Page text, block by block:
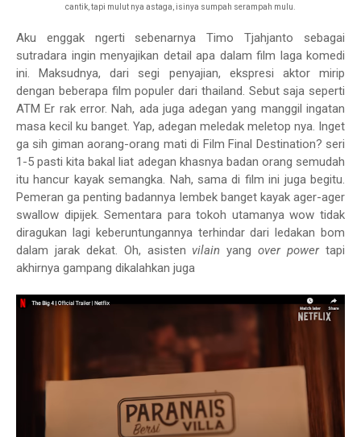
cantik, tapi mulut nya astaga, isinya sumpah serampah mulu.
Aku enggak ngerti sebenarnya Timo Tjahjanto sebagai
sutradara ingin menyajikan detail apa dalam film laga komedi
ini. Maksudnya, dari segi penyajian, ekspresi aktor mirip
dengan beberapa film populer dari thailand. Sebut saja seperti
ATM Er rak error. Nah, ada juga adegan yang manggil ingatan
masa kecil ku banget. Yap, adegan meledak meletop nya. Inget
ga sih giman aorang-orang mati di Film Final Destination? seri
1-5 pasti kita bakal liat adegan khasnya badan orang semudah
itu hancur kayak semangka. Nah, sama di film ini juga begitu.
Pemeran ga penting badannya lembek banget kayak ager-ager
swallow dipijek. Sementara para tokoh utamanya wow tidak
diragukan lagi keberuntungannya terhindar dari ledakan bom
dalam jarak dekat. Oh, asisten vilain yangover powertapi
akhirnya gampang dikalahkan juga